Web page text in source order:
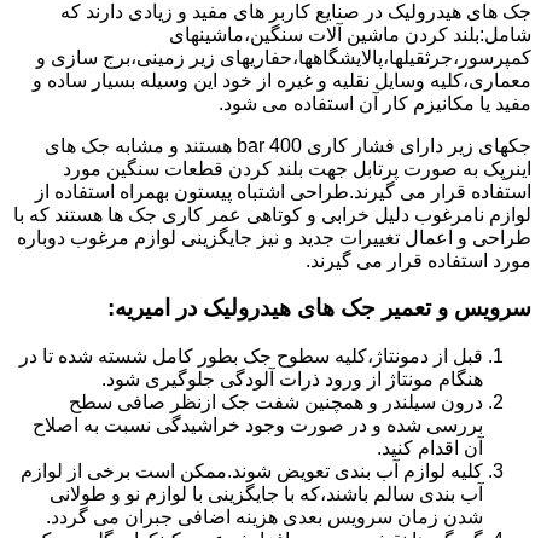
جک های هیدرولیک در صنایع کاربر های مفید و زیادی دارند که
شامل:بلند کردن ماشین آلات سنگین،ماشینهای
کمپرسور،جرثقیلها،پالایشگاهها،حفاریهای زیر زمینی،برج سازی و
معماری،کلیه وسایل نقلیه و غیره از خود این وسیله بسیار ساده و
مفید یا مکانیزم کار آن استفاده می شود.
جکهای زیر دارای فشار کاری 400 bar هستند و مشابه جک های
اینرپک به صورت پرتابل جهت بلند کردن قطعات سنگین مورد
استفاده قرار می گیرند.طراحی اشتباه پیستون بهمراه استفاده از
لوازم نامرغوب دلیل خرابی و کوتاهی عمر کاری جک ها هستند که با
طراحی و اعمال تغییرات جدید و نیز جایگزینی لوازم مرغوب دوباره
مورد استفاده قرار می گیرند.
سرویس و تعمیر جک های هیدرولیک در امیریه:
قبل از دمونتاژ،کلیه سطوح جک بطور کامل شسته شده تا در
هنگام مونتاژ از ورود ذرات آلودگی جلوگیری شود.
درون سیلندر و همچنین شفت جک ازنظر صافی سطح
بررسی شده و در صورت وجود خراشیدگی نسبت به اصلاح
آن اقدام کنید.
کلیه لوازم آب بندی تعویض شوند.ممکن است برخی از لوازم
آب بندی سالم باشند،که با جایگزینی با لوازم نو و طولانی
شدن زمان سرویس بعدی هزینه اضافی جبران می گردد.